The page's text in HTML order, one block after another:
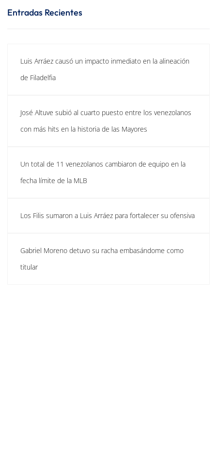
Entradas Recientes
Luis Arráez causó un impacto inmediato en la alineación
de Filadelfia
José Altuve subió al cuarto puesto entre los venezolanos
con más hits en la historia de las Mayores
Un total de 11 venezolanos cambiaron de equipo en la
fecha límite de la MLB
Los Filis sumaron a Luis Arráez para fortalecer su ofensiva
Gabriel Moreno detuvo su racha embasándome como
titular